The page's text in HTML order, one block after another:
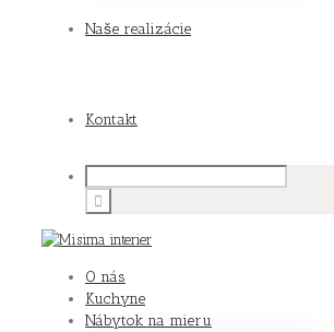
Naše realizácie
Kontakt
O nás
Kuchyne
Nábytok na mieru